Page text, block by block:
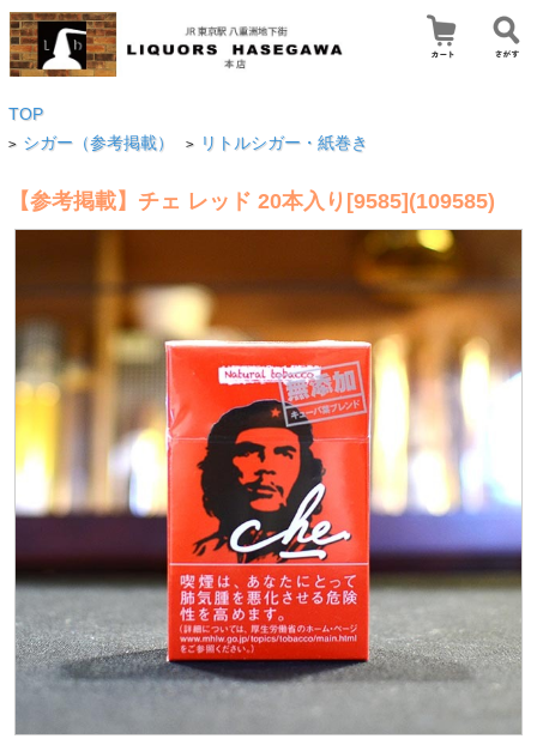
TOP
> シガー（参考掲載） > リトルシガー・紙巻き
【参考掲載】チェ レッド 20本入り[9585](109585)